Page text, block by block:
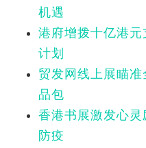
机遇
港府增拨十亿港
计划
贸发网线上展瞄
品包
香港书展激发心
防疫